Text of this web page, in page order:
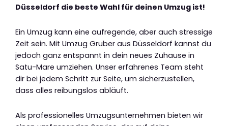
Düsseldorf die beste Wahl für deinen Umzug ist!
Ein Umzug kann eine aufregende, aber auch stressige
Zeit sein. Mit Umzug Gruber aus Düsseldorf kannst du
jedoch ganz entspannt in dein neues Zuhause in
Satu-Mare umziehen. Unser erfahrenes Team steht
dir bei jedem Schritt zur Seite, um sicherzustellen,
dass alles reibungslos abläuft.
Als professionelles Umzugsunternehmen bieten wir